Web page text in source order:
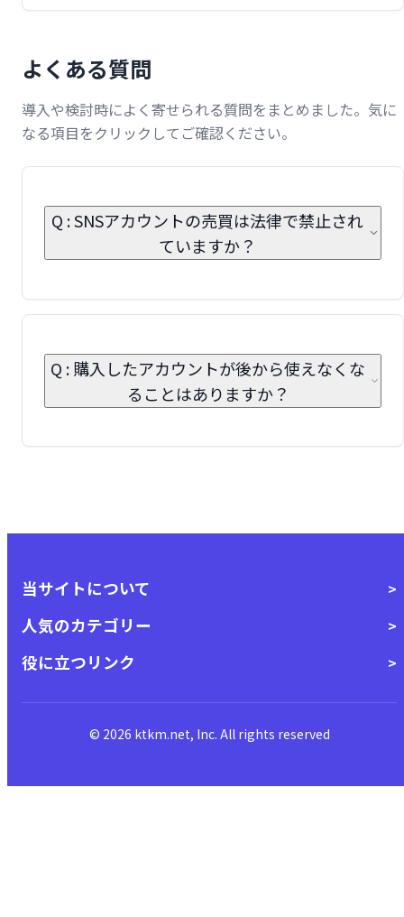
よくある質問
導入や検討時によく寄せられる質問をまとめました。気に
なる項目をクリックしてご確認ください。
Q : SNSアカウントの売買は法律で禁止され
ていますか？
Q : 購入したアカウントが後から使えなくな
ることはありますか？
当サイトについて
人気のカテゴリー
役に立つリンク
© 2026 ktkm.net, Inc. All rights reserved